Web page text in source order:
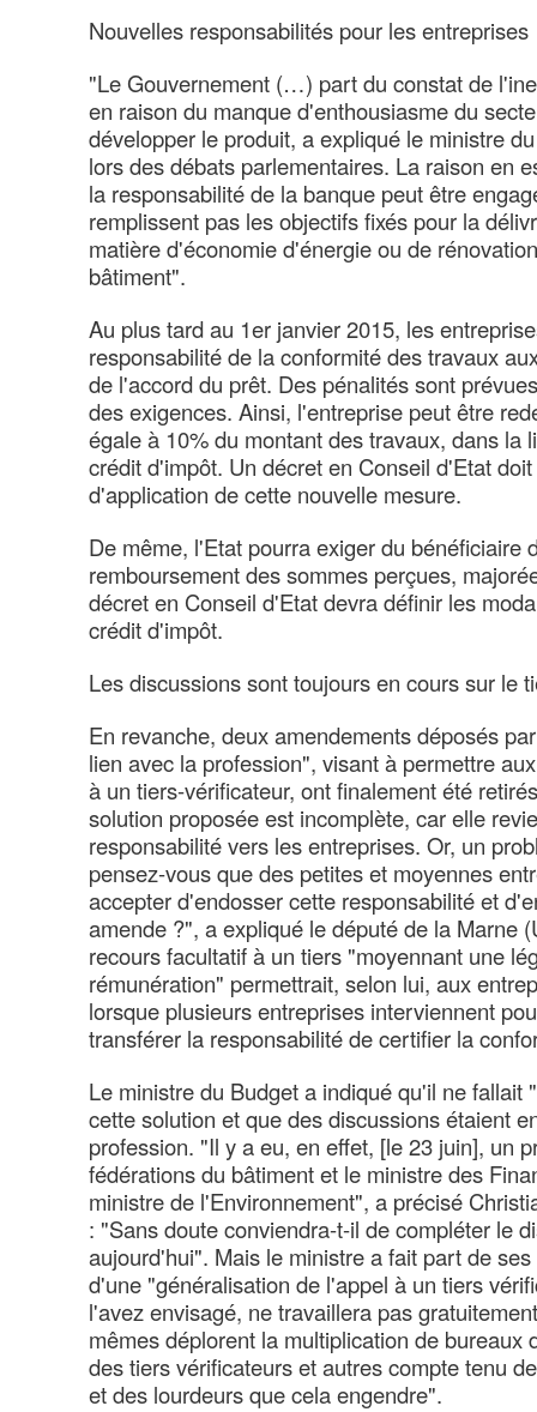
Nouvelles responsabilités pour les entreprises
"Le Gouvernement (…) part du constat de
en raison du manque d'enthousiasme du
développer le produit, a expliqué le ministre
lors des débats parlementaires. La raison en
la responsabilité de la banque peut être
remplissent pas les objectifs fixés pour la
matière d'économie d'énergie ou de
bâtiment".
Au plus tard au 1er janvier 2015, les
responsabilité de la conformité des travaux
de l'accord du prêt. Des pénalités sont
des exigences. Ainsi, l'entreprise peut être
égale à 10% du montant des travaux, dans la
crédit d'impôt. Un décret en Conseil d'Etat
d'application de cette nouvelle mesure.
De même, l'Etat pourra exiger du bénéficiaire
remboursement des sommes perçues,
décret en Conseil d'Etat devra définir les
crédit d'impôt.
Les discussions sont toujours en cours sur le
En revanche, deux amendements déposés
lien avec la profession", visant à permettre
à un tiers-vérificateur, ont finalement été
solution proposée est incomplète, car elle
responsabilité vers les entreprises. Or, un
pensez-vous que des petites et moyennes
accepter d'endosser cette responsabilité et
amende ?", a expliqué le député de la Marne
recours facultatif à un tiers "moyennant une
rémunération" permettrait, selon lui, aux
lorsque plusieurs entreprises interviennent
transférer la responsabilité de certifier la
Le ministre du Budget a indiqué qu'il ne fallait
cette solution et que des discussions étaient
profession. "Il y a eu, en effet, [le 23 juin], un
fédérations du bâtiment et le ministre des
ministre de l'Environnement", a précisé
: "Sans doute conviendra-t-il de compléter le
aujourd'hui". Mais le ministre a fait part de
d'une "généralisation de l'appel à un tiers
l'avez envisagé, ne travaillera pas
mêmes déplorent la multiplication de bureaux
des tiers vérificateurs et autres compte tenu
et des lourdeurs que cela engendre".